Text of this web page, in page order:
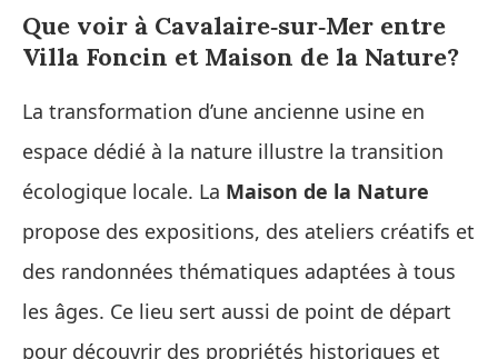
Que voir à Cavalaire‑sur‑Mer entre
Villa Foncin et Maison de la Nature?
La transformation d’une ancienne usine en
espace dédié à la nature illustre la transition
écologique locale. La Maison de la Nature
propose des expositions, des ateliers créatifs et
des randonnées thématiques adaptées à tous
les âges. Ce lieu sert aussi de point de départ
pour découvrir des propriétés historiques et